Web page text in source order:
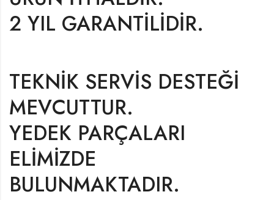
2 YIL GARANTİLİDİR.
TEKNİK SERVİS DESTEĞİ
MEVCUTTUR.
YEDEK PARÇALARI
ELİMİZDE
BULUNMAKTADIR.